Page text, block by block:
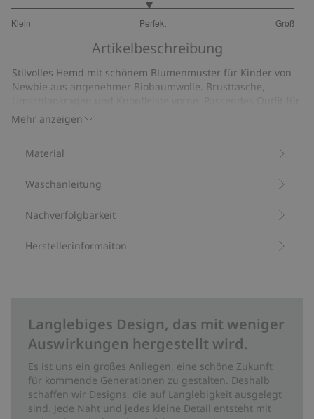
Klein Perfekt Groß
von
29
Bewertungen
Artikelbeschreibung
Mehr anzeigen
Stilvolles Hemd mit schönem Blumenmuster für Kinder von
Newbie aus angenehmer Biobaumwolle. Brusttasche,
Mama und Geschwister erhältlich.
Aus 100 % Biobaumwolle.
Material
Waschanleitung
Nachverfolgbarkeit
Herstellerinformaiton
Langlebiges Design, das mit weniger
Auswirkungen hergestellt wird.
Es ist uns ein großes Anliegen, eine schöne Zukunft
für kommende Generationen zu gestalten. Deshalb
schaffen wir Designs, die auf Langlebigkeit ausgelegt
sind. Jede Naht und jedes kleine Detail entsteht mit